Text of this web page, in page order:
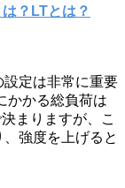
？LTとは？
定は非常に重要
かかる総負荷は
まりますが、こ
強度を上げると